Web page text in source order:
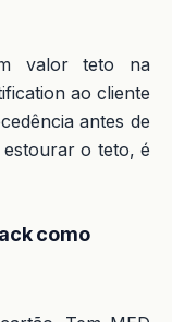
valor teto na
ao cliente
antes de
o teto, é
como